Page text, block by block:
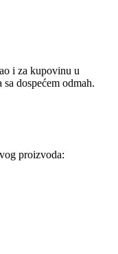
i za kupovinu u
dospećem odmah.
proizvoda: